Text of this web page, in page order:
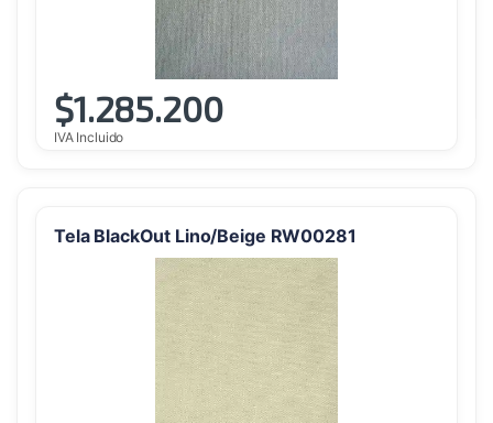
$1.285.200
IVA Incluido
Tela BlackOut Lino/Beige RW00281